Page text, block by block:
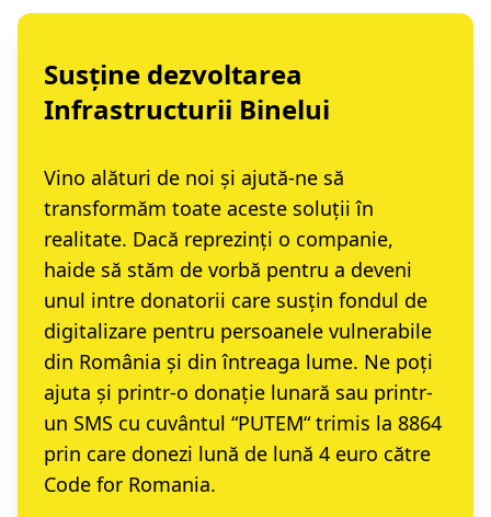
Susține dezvoltarea
Infrastructurii Binelui
Vino alături de noi și ajută-ne să
transformăm toate aceste soluții în
realitate. Dacă reprezinți o companie,
haide să stăm de vorbă pentru a deveni
unul intre donatorii care susțin fondul de
digitalizare pentru persoanele vulnerabile
din România și din întreaga lume. Ne poți
ajuta și printr-o donație lunară sau printr-
un SMS cu cuvântul “PUTEM“ trimis la 8864
prin care donezi lună de lună 4 euro către
Code for Romania.